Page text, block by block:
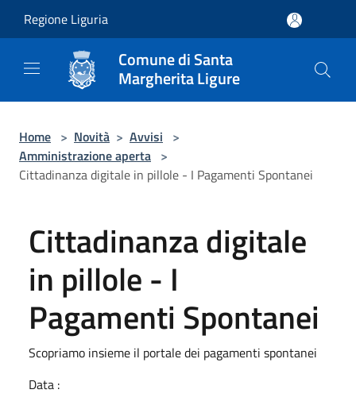
Regione Liguria
Comune di Santa
Margherita Ligure
Home > Novità > Avvisi >
Amministrazione aperta >
Cittadinanza digitale in pillole - I Pagamenti Spontanei
Cittadinanza digitale
in pillole - I
Pagamenti Spontanei
Scopriamo insieme il portale dei pagamenti spontanei
Data :